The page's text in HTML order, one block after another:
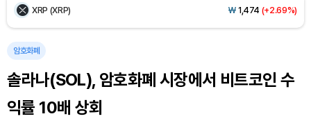
XRP (XRP) ₩ 1,474 (+2.69%)
Solana (SOL)
TRON (TRX) ₩ 462.8(+0.45%)
Hyperliquid (HYPE)
암호화폐
솔라나(SOL), 암호화폐 시장에서 비트코인 수
익률 10배 상회